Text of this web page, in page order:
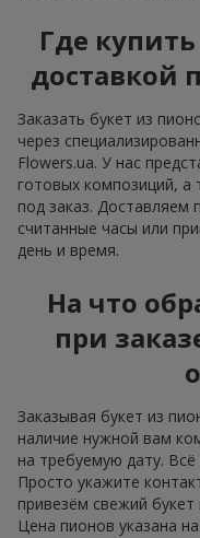
Где
доставкой
Заказать букет из
через
Flowers.ua. У нас
готовых композиций, а
под заказ.
считанные часы или
день и время.
На что
при
Заказывая букет из
наличие нужной вам
на требуемую дату.
Просто укажите
привезём свежий
Цена пионов указана